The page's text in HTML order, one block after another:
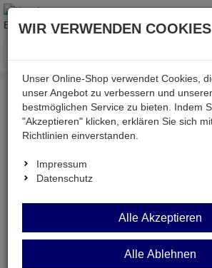
Menü
Mein Konto
Anmeldung
Ihre E-Mail
Passwort
WIR VERWENDEN COOKIES
Unser Online-Shop verwendet Cookies,
unser Angebot zu verbessern und
bestmöglichen Service zu bieten. Indem
"Akzeptieren" klicken, erklären Sie sich
Richtlinien einverstanden.
Impressum
Datenschutz
Alle Akzeptieren
Alle Ablehnen